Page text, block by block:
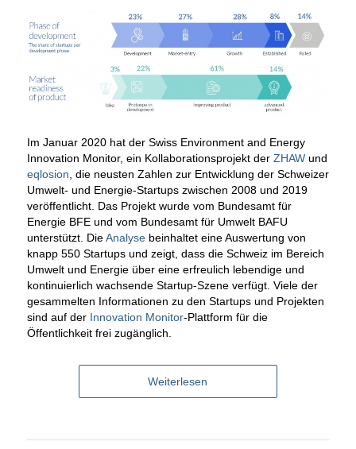
Im Januar 2020 hat der Swiss Environment and Energy
Innovation Monitor, ein Kollaborationsprojekt der ZHAWund
eqlosion , die neusten Zahlen zur Entwicklung der Schweizer
Umwelt- und Energie-Startups zwischen 2008 und 2019
veröffentlicht. Das Projekt wurde vom Bundesamt für
Energie BFE und vom Bundesamt für Umwelt BAFU
unterstützt. DieAnalysebeinhaltet eine Auswertung von
knapp 550 Startups und zeigt, dass die Schweiz im Bereich
Umwelt und Energie über eine erfreulich lebendige und
kontinuierlich wachsende Startup-Szene verfügt. Viele der
gesammelten Informationen zu den Startups und Projekten
sind auf der Innovation Monitor-Plattform für die
Öffentlichkeit frei zugänglich.
Weiterlesen